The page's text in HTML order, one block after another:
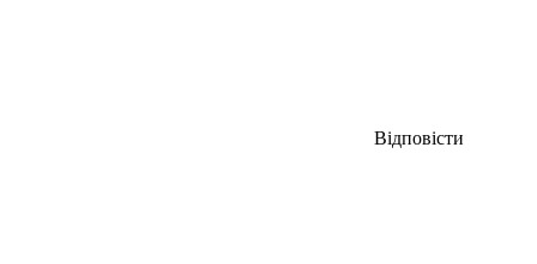
Відповісти